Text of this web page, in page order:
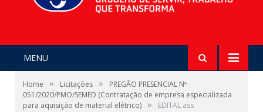
MENU
Home » Licitações »
PREGÃO PRESENCIAL Nº
051/2020/PMO/SEMED (Contratação de empresa especializada
para aquisição de material elétrico) » EDITAL ass